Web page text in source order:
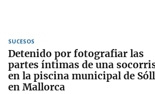
SUCESOS
Detenido por fotografiar las
partes íntimas de una
en la piscina municipal de
en Mallorca